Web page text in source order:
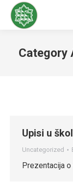
Category
Upisi u
Uncategorized
Prezentacija